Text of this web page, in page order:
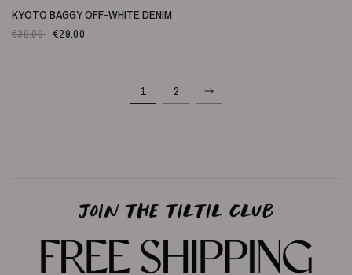
SCHNELLANSICHT
KYOTO BAGGY OFF-WHITE DENIM
€39.99 €29.00
1 2